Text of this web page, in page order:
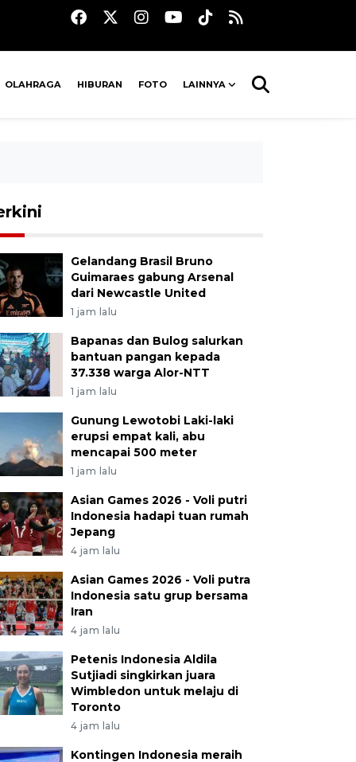
OLAHRAGA HIBURAN FOTO LAINNYA
Gelandang Brasil Bruno
Guimaraes gabung Arsenal
dari Newcastle United
1 jam lalu
Bapanas dan Bulog salurkan
bantuan pangan kepada
37.338 warga Alor-NTT
1 jam lalu
Gunung Lewotobi Laki-laki
erupsi empat kali, abu
mencapai 500 meter
1 jam lalu
Asian Games 2026 - Voli putri
Indonesia hadapi tuan rumah
Jepang
4 jam lalu
Asian Games 2026 - Voli putra
Indonesia satu grup bersama
Iran
4 jam lalu
Petenis Indonesia Aldila
Sutjiadi singkirkan juara
Wimbledon untuk melaju di
Toronto
4 jam lalu
Kontingen Indonesia meraih